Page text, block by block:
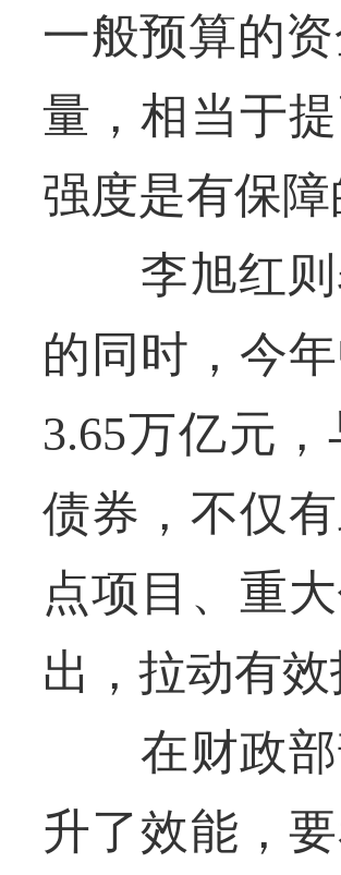
一般预算的
量，相当于
强度是有保障
李旭红则
的同时，今
3.65万亿元
债券，不仅
点项目、重
出，拉动有
在财政部
升了效能，